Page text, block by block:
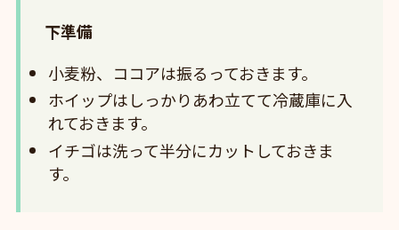
下準備
小麦粉、ココアは振るっておきます。
ホイップはしっかりあわ立てて冷蔵庫に入
れておきます。
イチゴは洗って半分にカットしておきま
す。